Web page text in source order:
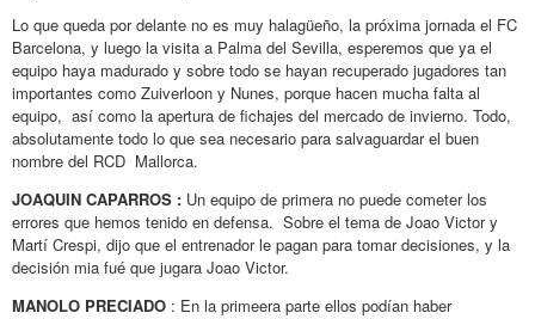
Lo que queda por delante no es muy halagüeño, la próxima jornada el FC
Barcelona, y luego la visita a Palma del Sevilla, esperemos que ya el
equipo haya madurado y sobre todo se hayan recuperado jugadores tan
importantes como Zuiverloon y Nunes, porque hacen mucha falta al
equipo, así como la apertura de fichajes del mercado de invierno. Todo,
absolutamente todo lo que sea necesario para salvaguardar el buen
nombre del RCD Mallorca.
JOAQUIN CAPARROS : Un equipo de primera no puede cometer los
errores que hemos tenido en defensa. Sobre el tema de Joao Victor y
Martí Crespi, dijo que el entrenador le pagan para tomar decisiones, y la
decisión mia fué que jugara Joao Victor.
MANOLO PRECIADO : En la primeera parte ellos podían haber